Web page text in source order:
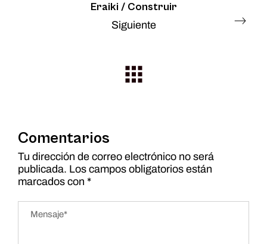
Eraiki / Construir
Siguiente
Comentarios
Tu dirección de correo electrónico no será
publicada. Los campos obligatorios están
marcados con *